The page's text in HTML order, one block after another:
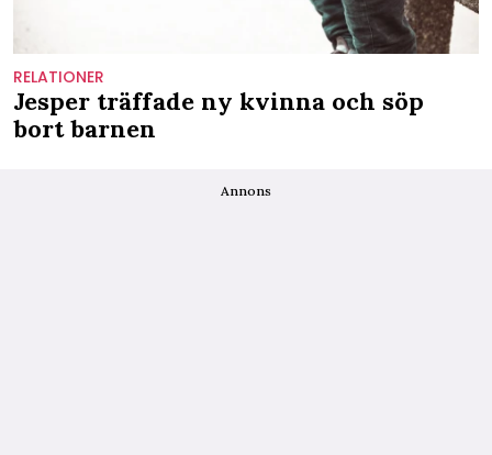
RELATIONER
Jesper träffade ny kvinna och söp
bort barnen
Annons